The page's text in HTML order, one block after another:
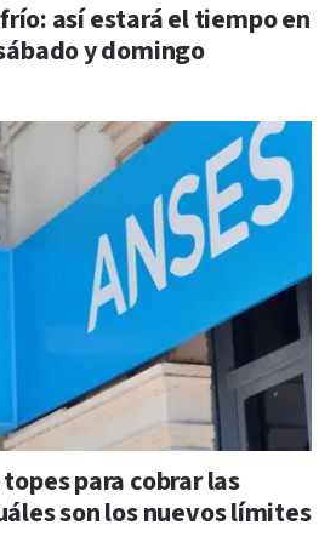
así estará el tiempo en
y domingo
para cobrar las
son los nuevos límites